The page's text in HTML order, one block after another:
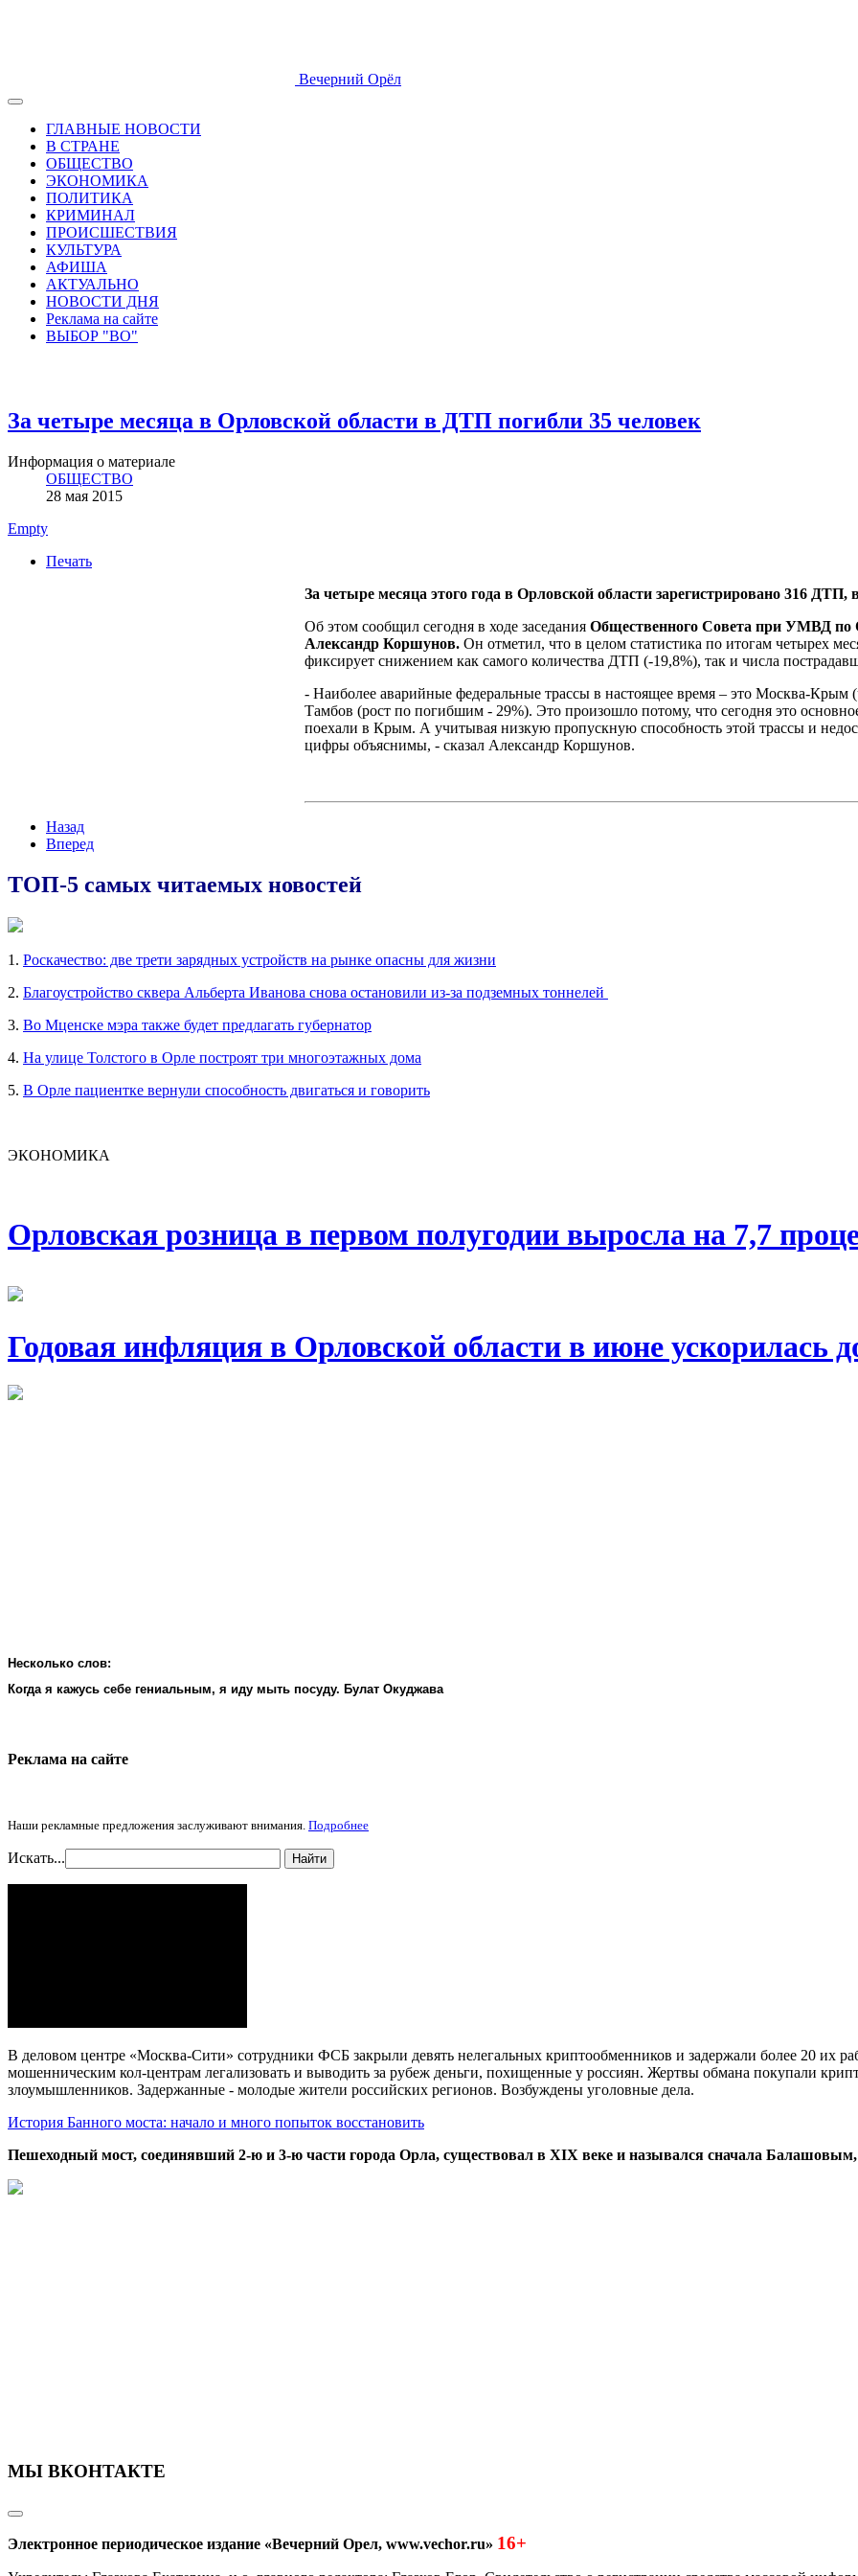
Вечерний Орёл
ГЛАВНЫЕ НОВОСТИ
В СТРАНЕ
ОБЩЕСТВО
ЭКОНОМИКА
ПОЛИТИКА
КРИМИНАЛ
ПРОИСШЕСТВИЯ
КУЛЬТУРА
АФИША
АКТУАЛЬНО
НОВОСТИ ДНЯ
Реклама на сайте
ВЫБОР "ВО"
За четыре месяца в Орловской области в ДТП погибли 35 человек
Информация о материале
ОБЩЕСТВО
28 мая 2015
Empty
Печать
За четыре месяца этого года в Орловской области зарегистрировано 316
Об этом сообщил сегодня в ходе заседания Общественного Совета при УМВД по
Александр Коршунов. Он отметил, что в целом статистика по итогам четырех
фиксирует снижением как самого количества ДТП (-19,8%), так и числа
- Наиболее аварийные федеральные трассы в настоящее время – это Москва-
Тамбов (рост по погибшим - 29%). Это произошло потому, что сегодня это
поехали в Крым. А учитывая низкую пропускную способность этой трассы и
цифры объяснимы, - сказал Александр Коршунов.
Назад
Вперед
ТОП-5 самых читаемых новостей
1. Роскачество: две трети зарядных устройств на рынке опасны для жизни
2. Благоустройство сквера Альберта Иванова снова остановили из-за подземных тоннелей
3. Во Мценске мэра также будет предлагать губернатор
4. На улице Толстого в Орле построят три многоэтажных дома
5. В Орле пациентке вернули способность двигаться и говорить
ЭКОНОМИКА
Орловская розница в первом полугодии выросла на 7,7
Годовая инфляция в Орловской области в июне ускорилась
Несколько слов:
Когда я кажусь себе гениальным, я иду мыть посуду. Булат Окуджава
Реклама на cайте
Наши рекламные предложения заслуживают внимания. Подробнее
Искать... Найти
В деловом центре «Москва-Сити» сотрудники ФСБ закрыли девять нелегальных криптообменников и задержали более 20 их
мошенническим кол-центрам легализовать и выводить за рубеж деньги, похищенные у россиян. Жертвы обмана покупали
злоумышленников. Задержанные - молодые жители российских регионов. Возбуждены уголовные дела.
История Банного моста: начало и много попыток восстановить
Пешеходный мост, соединявший 2-ю и 3-ю части города Орла, существовал в XIX веке и назывался сначала
МЫ ВКОНТАКТЕ
Электронное периодическое издание «Вечерний Орел, www.vechor.ru» 16+